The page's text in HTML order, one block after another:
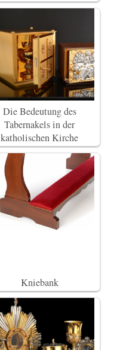
Die Bedeutung des
Tabernakels in der
katholischen Kirche
Kniebank